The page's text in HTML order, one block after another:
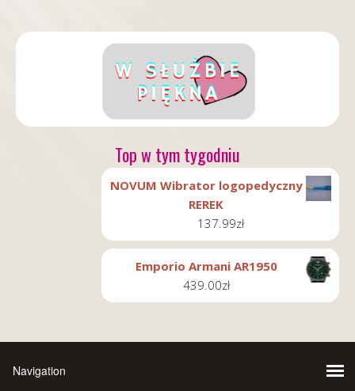
Top w tym tygodniu
NOVUM Wibrator logopedyczny
REREK
137.99zł
Emporio Armani AR1950
439.00zł